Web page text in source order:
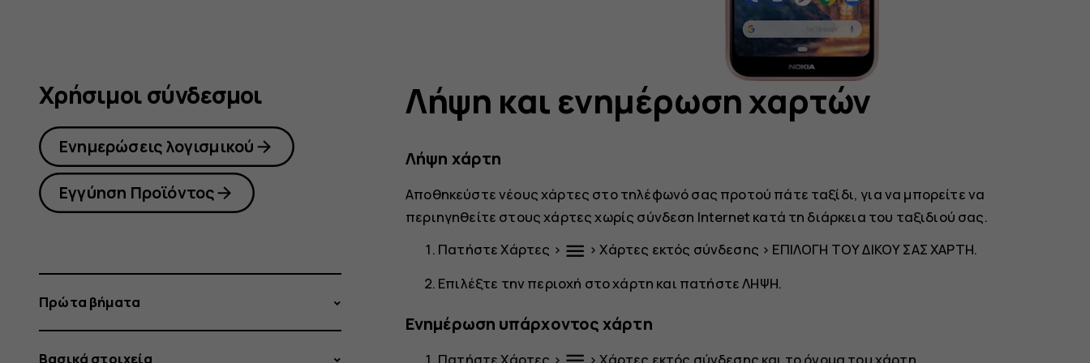
Λήψη και ενημέρωση χαρτών
Λήψη χάρτη
Αποθηκεύστε νέους χάρτες στο τηλέφωνό σας προτού πάτε ταξίδι, για να μπορείτε να
περιηγηθείτε στους χάρτες χωρίς σύνδεση Internet κατά τη διάρκεια του ταξιδιού σας.
ΠατήστεΧάρτες > menu >Χάρτες εκτός σύνδεσης > ΕΠΙΛΟΓΗ ΤΟΥ ΔΙΚΟΥ ΣΑΣ ΧΑΡΤΗ.
Επιλέξτε την περιοχή στο χάρτη και πατήστεΛΗΨΗ.
Ενημέρωση υπάρχοντος χάρτη
ΠατήστεΧάρτες > >Χάρτες εκτός σύνδεσης και το όνομα του χάρτη.
Χρήσιμοι σύνδεσμοι
Ενημερώσεις λογισμικού
Εγγύηση Προϊόντος
Πρώτα βήματα
Βασικά στοιχεία